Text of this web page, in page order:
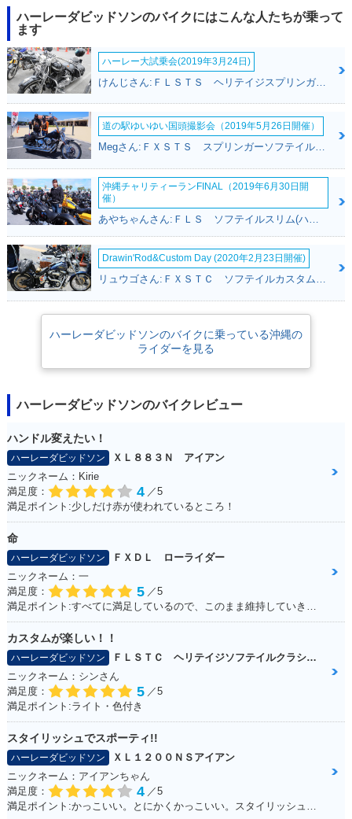
ハーレーダビッドソンのバイクにはこんな人たちが乗って
ます
ハーレー大試乗会(2019年3月24日)
けんじさん:ＦＬＳＴＳ ヘリテイジスプリンガー(ハーレーダビッドソン)
道の駅ゆいゆい国頭撮影会（2019年5月26日開催）
Megさん:ＦＸＳＴＳ スプリンガーソフテイル(ハーレーダビッドソン)
沖縄チャリティーランFINAL（2019年6月30日開
催）
Drawin'Rod&Custom Day (2020年2月23日開催)
リュウゴさん:ＦＸＳＴＣ ソフテイルカスタム(ハーレーダビッドソン)
ハーレーダビッドソンのバイクに乗っている沖縄の
ライダーを見る
ハーレーダビッドソンのバイクレビュー
ハンドル変えたい！
ハーレーダビッドソン
ＸＬ８８３Ｎ アイアン
ニックネーム：Kirie
満足度：
4 ／5
満足ポイント:少しだけ赤が使われているところ！
命
ハーレーダビッドソン
ＦＸＤＬ ローライダー
ニックネーム：一
満足度：
5 ／5
カスタムが楽しい！！
ハーレーダビッドソン
ＦＬＳＴＣ ヘリテイジソフテイルクラシック
ニックネーム：シンさん
満足度：
5 ／5
満足ポイント:ライト・色付き
スタイリッシュでスポーティ!!
ハーレーダビッドソン
ＸＬ１２００ＮＳアイアン
ニックネーム：アイアンちゃん
満足度：
4 ／5